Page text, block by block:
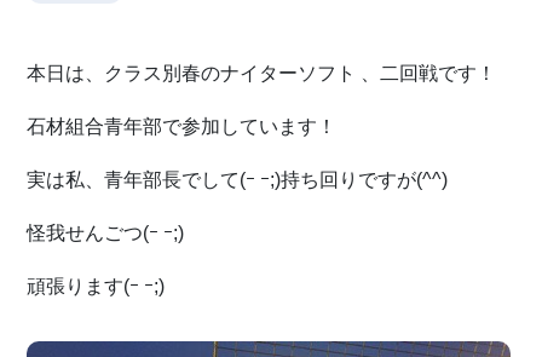
本日は、クラス別春のナイターソフト 、二回戦です！
石材組合青年部で参加しています！
実は私、青年部長でして(ｰ ｰ;)持ち回りですが(^^)
怪我せんごつ(ｰ ｰ;)
頑張ります(ｰ ｰ;)